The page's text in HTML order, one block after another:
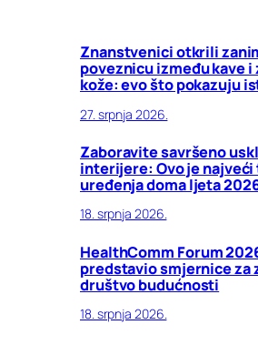
Znanstvenici otkrili
poveznicu između kave i
kože: evo što pokazuju
27. srpnja 2026.
Zaboravite savršeno
interijere: Ovo je najveći
uređenja doma ljeta
18. srpnja 2026.
HealthComm Forum
predstavio smjernice za
društvo budućnosti
18. srpnja 2026.